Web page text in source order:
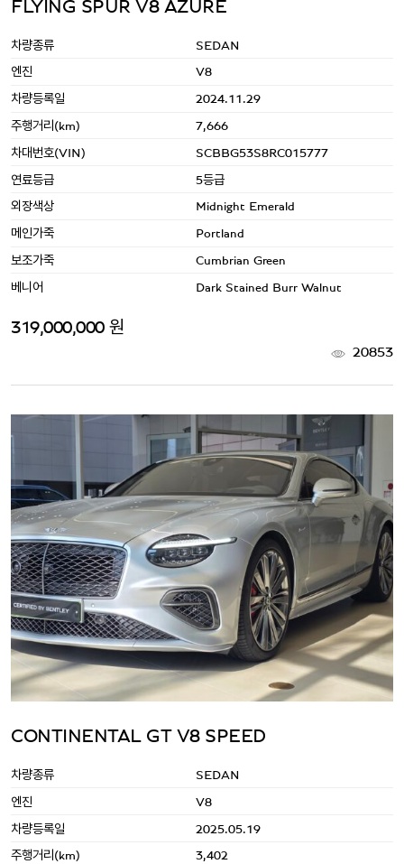
FLYING SPUR V8 AZURE
차량종류 SEDAN
엔진 V8
차량등록일 2024.11.29
주행거리(km) 7,666
차대번호(VIN) SCBBG53S8RC015777
연료등급 5등급
외장색상 Midnight Emerald
메인가죽 Portland
보조가죽 Cumbrian Green
베니어 Dark Stained Burr Walnut
319,000,000 원
20853
CONTINENTAL GT V8 SPEED
차량종류 SEDAN
엔진 V8
차량등록일 2025.05.19
주행거리(km) 3,402